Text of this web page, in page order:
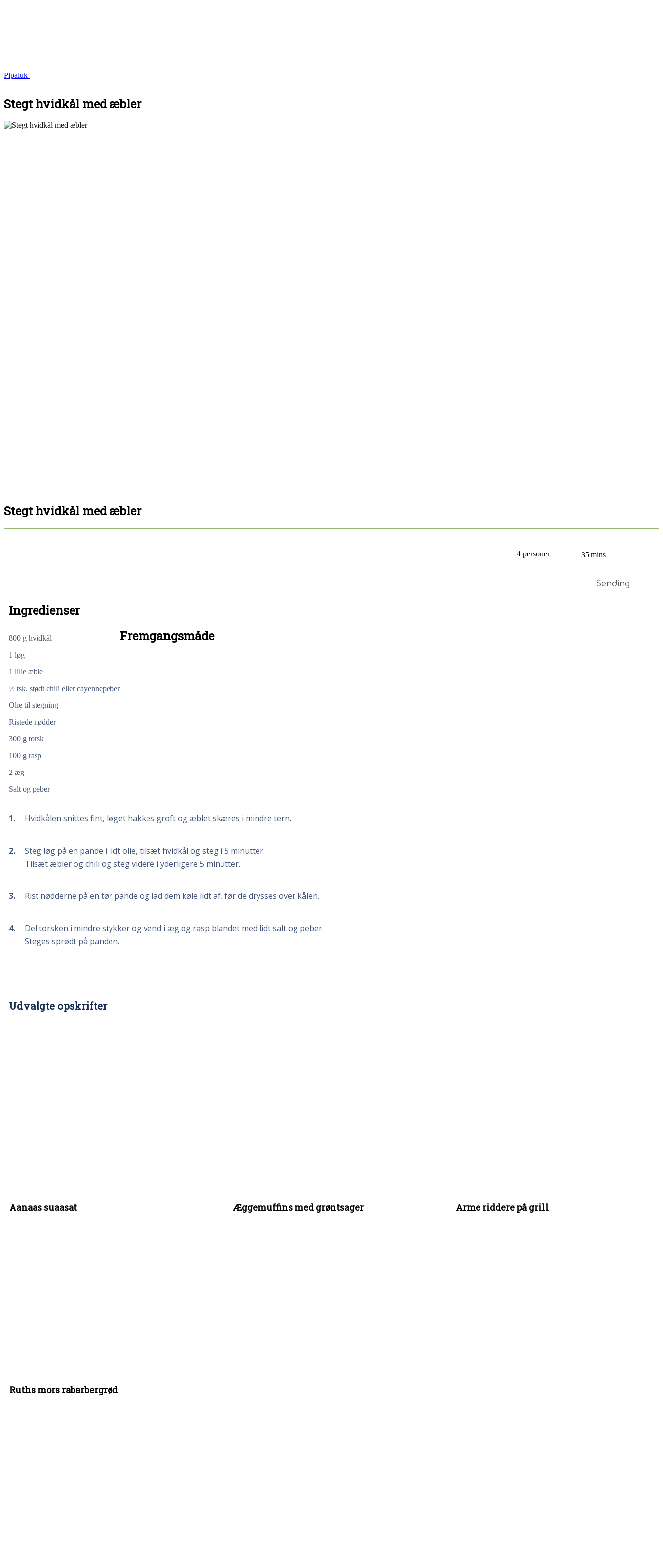
Pipaluk
Stegt hvidkål med æbler
Stegt hvidkål med æbler
4 personer 35 mins
Sending
Ingredienser
800 g hvidkål
1 løg
1 lille æble
½ tsk. stødt chili eller cayennepeber
Olie til stegning
Ristede nødder
300 g torsk
100 g rasp
2 æg
Salt og peber
Fremgangsmåde
1 Hvidkålen snittes fint, løget hakkes groft og æblet skæres i mindre tern.
2
Steg løg på en pande i lidt olie, tilsæt hvidkål og steg i 5 minutter.
Tilsæt æbler og chili og steg videre i yderligere 5 minutter.
3 Rist nødderne på en tør pande og lad dem køle lidt af, før de drysses over kålen.
4
Del torsken i mindre stykker og vend i æg og rasp blandet med lidt salt og peber.
Steges sprødt på panden.
Udvalgte opskrifter
Aanaas suaasat Æggemuffins med grøntsager Arme riddere på grill
Ruths mors rabarbergrød